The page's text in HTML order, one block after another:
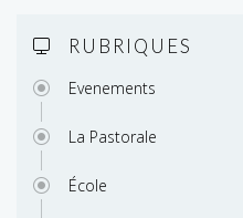
RUBRIQUES
Evenements
La Pastorale
École